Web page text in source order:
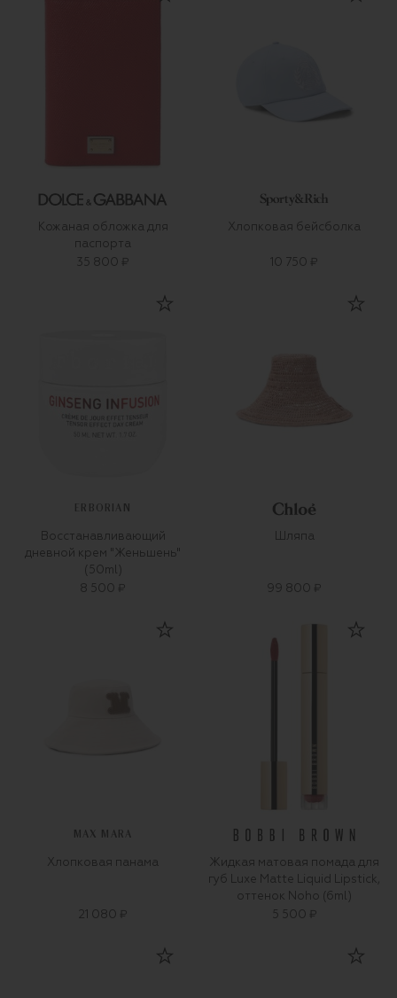
Кожаная обложка для
паспорта
35 800 ₽
Хлопковая бейсболка
10 750 ₽
ERBORIAN
Восстанавливающий
дневной крем "Женьшень"
(50ml)
8 500 ₽
Шляпа
99 800 ₽
MAX MARA
Хлопковая панама
21 080 ₽
Жидкая матовая помада для
губ Luxe Matte Liquid Lipstick,
оттенок Noho (6ml)
5 500 ₽